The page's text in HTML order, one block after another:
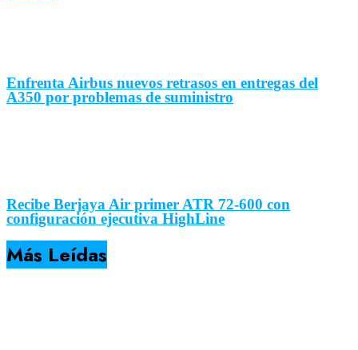
Enfrenta Airbus nuevos retrasos en entregas del
A350 por problemas de suministro
Recibe Berjaya Air primer ATR 72-600 con
configuración ejecutiva HighLine
Más Leídas